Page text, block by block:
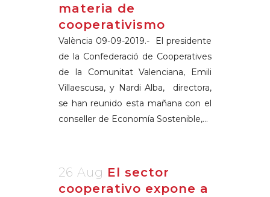
materia de
cooperativismo
València 09-09-2019.- El presidente
de la Confederació de Cooperatives
de la Comunitat Valenciana, Emili
Villaescusa, y Nardi Alba, directora,
se han reunido esta mañana con el
conseller de Economía Sostenible,...
26 Aug El sector
cooperativo expone a